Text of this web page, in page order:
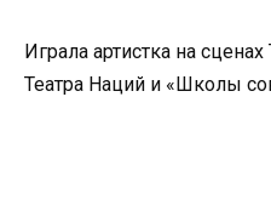
Играла артистка на
Театра Наций и «Школы